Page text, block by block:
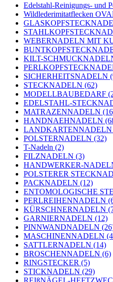
Edelstahl-Reinigungs- und
Wildlederimitatflecken
WEBERNADELN MIT
KILT-
SICHERHEITSNADELN
STECKNADELN (62)
MODELLBAUBEDARF
EDELSTAHL-
MATRAZENNADELN
HANDNAEHNADELN
LANDKARTENNADELN
POLSTERNADELN (32)
T-Nadeln (2)
FILZNADELN (3)
HANDWERKER-
POLSTERER
PACKNADELN (12)
ENTOMOLOGISCHE
PERLREIHENNADELN
KÜRSCHNERNADELN
GARNIERNADELN (12)
PINNWANDNADELN
MASCHINENNADELN
SATTLERNADELN (14)
BROSCHENNADELN (6)
RINGSTECKER (5)
STICKNADELN (29)
REIßNÄGEL-